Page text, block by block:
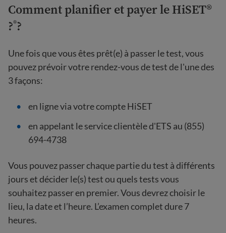
Comment planifier et payer le HiSET®
?®?
Une fois que vous êtes prêt(e) à passer le test, vous
pouvez prévoir votre rendez-vous de test de l'une des
3 façons:
en ligne via votre compte HiSET
en appelant le service clientèle d'ETS au (855)
694-4738
Vous pouvez passer chaque partie du test à différents
jours et décider le(s) test ou quels tests vous
souhaitez passer en premier. Vous devrez choisir le
lieu, la date et l’heure. L’examen complet dure 7
heures.